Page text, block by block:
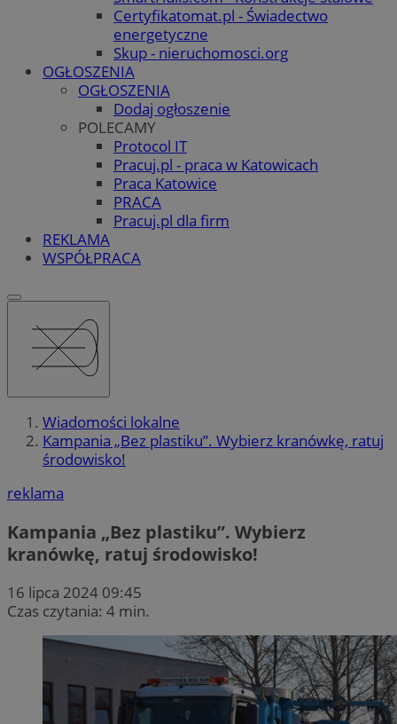
Certyfikatomat.pl - Świadectwo
energetyczne
Skup - nieruchomosci.org
OGŁOSZENIA
OGŁOSZENIA
Dodaj ogłoszenie
POLECAMY
Protocol IT
Pracuj.pl - praca w Katowicach
Praca Katowice
PRACA
Pracuj.pl dla firm
REKLAMA
WSPÓŁPRACA
Wiadomości lokalne
Kampania „Bez plastiku”. Wybierz kranówkę, ratuj
środowisko!
reklama
Kampania „Bez plastiku”. Wybierz
kranówkę, ratuj środowisko!
16 lipca 2024 09:45
Czas czytania: 4 min.